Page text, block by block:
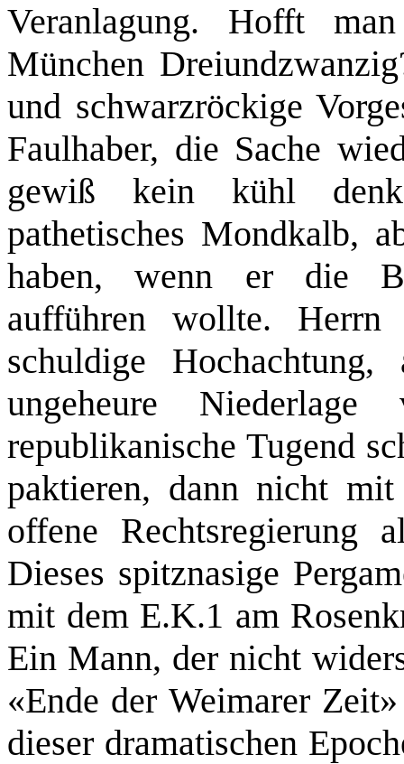
Veranlagung. Hofft
München
und schwarzröckige
Faulhaber, die Sache
gewiß kein kühl
pathetisches Mondkalb,
haben, wenn er die
aufführen wollte. Herrn
schuldige
ungeheure
republikanische Tugend
paktieren, dann nicht
offene Rechtsregierung
Dieses spitznasige
mit dem E.K.1 am
Ein Mann, der nicht
«Ende der Weimarer
dieser dramatischen